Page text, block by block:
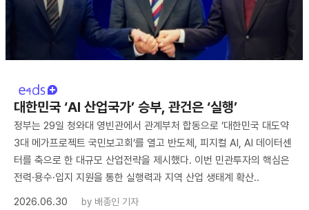
대한민국 ‘AI 산업국가’ 승부, 관건은 ‘실행’
정부는 29일 청와대 영빈관에서 관계부처 합동으로 ‘대한민국 대도약
3대 메가프로젝트 국민보고회’를 열고 반도체, 피지컬 AI, AI 데이터센
터를 축으로 한 대규모 산업전략을 제시했다. 이번 민관투자의 핵심은
전력·용수·입지 지원을 통한 실행력과 지역 산업 생태계 확산..
2026.06.30
by 배종인 기자